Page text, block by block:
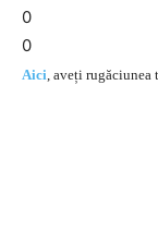
0
0
Aici, aveți rugăciunea